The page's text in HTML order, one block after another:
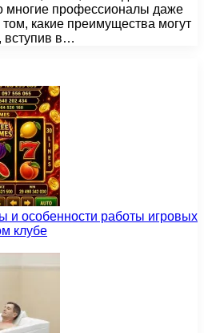
многие профессионалы даже
какие преимущества могут
вступив в…
и особенности работы игровых
клубе